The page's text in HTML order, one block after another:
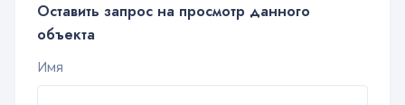
Оставить запрос на просмотр данного
объекта
Имя